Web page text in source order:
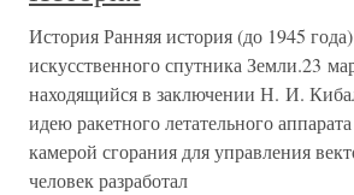
История Ранняя история (до 1945
искусственного спутника Земли.23
находящийся в заключении Н. И.
идею ракетного летательного
камерой сгорания для управления
человек разработал